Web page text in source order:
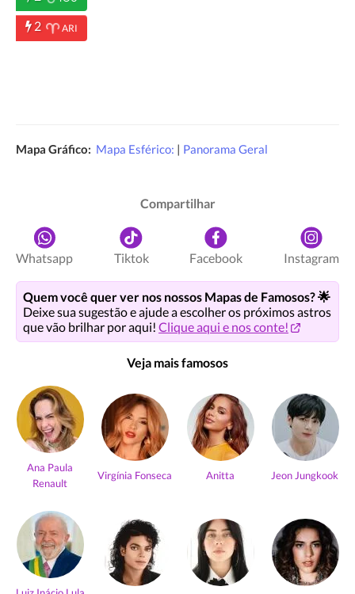
2 ARI
Mapa Gráfico: Mapa Esférico: | Panorama Geral
Compartilhar
Whatsapp Tiktok Facebook Instagram
Quem você quer ver nos nossos Mapas de Famosos? 🌟
Deixe sua sugestão e ajude a escolher os próximos astros
que vão brilhar por aqui! Clique aqui e nos conte!
Veja mais famosos
Ana Paula
Renault
Virgínia Fonseca Anitta Jeon Jungkook